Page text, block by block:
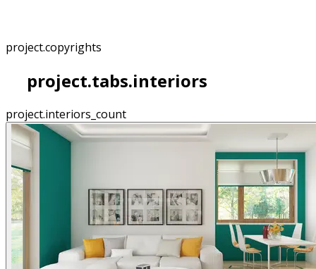
project.copyrights
project.tabs.interiors
project.interiors_count